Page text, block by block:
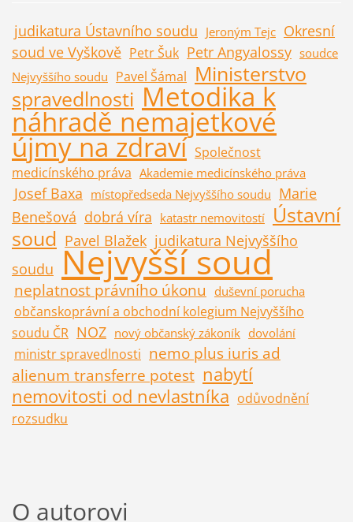
judikatura Ústavního soudu Jeroným Tejc Okresní
soud ve Vyškově Petr Šuk Petr Angyalossy soudce
Nejvyššího soudu Pavel Šámal Ministerstvo
spravedlnosti Metodika k
náhradě nemajetkové
újmy na zdraví Společnost
medicínského práva Akademie medicínského práva
Josef Baxa místopředseda Nejvyššího soudu Marie
Benešová dobrá víra katastr nemovitostí
Ústavní
soud Pavel Blažek judikatura Nejvyššího
soudu
Nejvyšší soud
neplatnost právního úkonu duševní porucha
občanskoprávní a obchodní kolegium Nejvyššího
soudu ČR NOZ nový občanský zákoník dovolání
ministr spravedlnosti nemo plus iuris ad
alienum transferre potest nabytí
nemovitosti od nevlastníka odůvodnění
rozsudku
O autorovi